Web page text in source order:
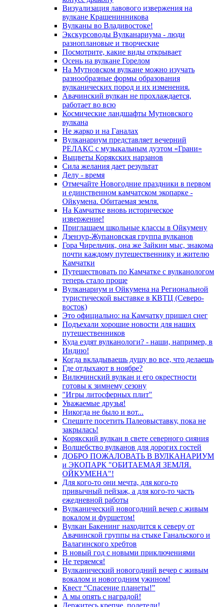
Визуализация лавового извержения на
вулкане Крашенинникова
Вулканы во Владивостоке!
Экскурсоводы Вулканариума - люди
разноплановые и творческие
Посмотрите, какие виды открывает
Осень на вулкане Горелом
На Мутновском вулкане можно изучать
разнообразные формы образования
вулканических пород и их изменения.
Авачинский вулкан не прохлаждается,
работает во всю
Космические ландшафты Мутновского
вулкана
Не жарко и на Ганалах
Вулканариум представляет вечерний
РЕЛАКС с музыкальным дуэтом «Грани»
Выцветы Корякских нарзанов
Сила желания дает результат
Делу - время
Отмечайте Новогодние праздники в первом
и единственном камчатском экопарке -
Ойкумена. Обитаемая земля.
На Камчатке вновь историческое
извержение!
Приглашаем школьные классы в Ойкумену
Дзензур-Жупановская группа вулканов
Гора Чирельчик, она же Зайкин мыс, знакома
почти каждому путешественнику и жителю
Камчатки
Путешествовать по Камчатке с вулканологом
теперь стало проще
Вулканариум и Ойкумена на Региональной
туристической выставке в КВТЦ (Северо-
восток)
Это официально: на Камчатку пришел снег
Подъехали хорошие новости для наших
путешественников
Куда ездят вулканологи? - наши, например, в
Индию!
Когда вкладываешь душу во все, что делаешь
Где отдыхают в ноябре?
Вилючинский вулкан и его окрестности
готовы к зимнему сезону
"Игры литосферных плит"
Уважаемые друзья!
Никогда не было и вот...
Спешите посетить Палеовыставку, пока не
закрылась!
Корякский вулкан в свете северного сияния
Волшебство вулканов для дорогих гостей
ДОБРО ПОЖАЛОВАТЬ В ВУЛКАНАРИУМ
и ЭКОПАРК "ОБИТАЕМАЯ ЗЕМЛЯ.
ОЙКУМЕНА"!
Для кого-то они мечта, для кого-то
привычный пейзаж, а для кого-то часть
ежедневной работы
Вулканический новогодний вечер с живым
вокалом и фуршетом!
Вулкан Бакенинг находится к северу от
Авачинской группы на стыке Ганальского и
Валагинского хребтов
В новый год с новыми приключениями
Не теряемся!
Вулканический новогодний вечер с живым
вокалом и новогодним ужином!
Квест “Спасение планеты!”
А мы опять с наградой!
Держитесь крепче, полетели!